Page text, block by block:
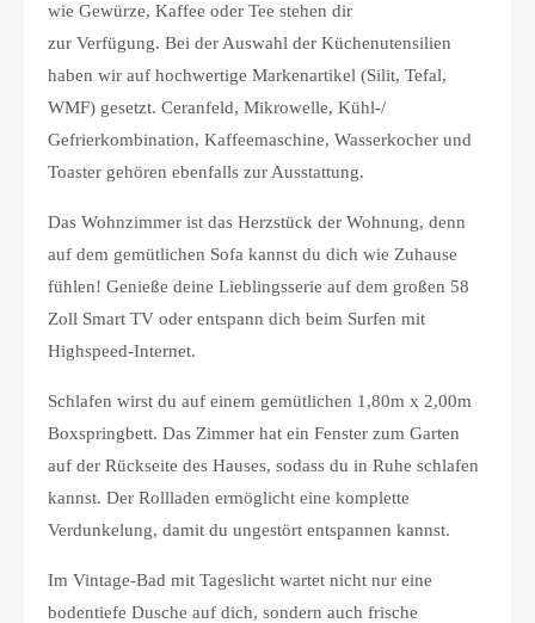
wie Gewürze, Kaffee oder Tee stehen dir
zur Verfügung. Bei der Auswahl der Küchenutensilien
haben wir auf hochwertige Markenartikel (Silit, Tefal,
WMF) gesetzt. Ceranfeld, Mikrowelle, Kühl-/
Gefrierkombination, Kaffeemaschine, Wasserkocher und
Toaster gehören ebenfalls zur Ausstattung.
Das Wohnzimmer ist das Herzstück der Wohnung, denn
auf dem gemütlichen Sofa kannst du dich wie Zuhause
fühlen! Genieße deine Lieblingsserie auf dem großen 58
Zoll Smart TV oder entspann dich beim Surfen mit
Highspeed-Internet.
Schlafen wirst du auf einem gemütlichen 1,80m x 2,00m
Boxspringbett. Das Zimmer hat ein Fenster zum Garten
auf der Rückseite des Hauses, sodass du in Ruhe schlafen
kannst. Der Rollladen ermöglicht eine komplette
Verdunkelung, damit du ungestört entspannen kannst.
Im Vintage-Bad mit Tageslicht wartet nicht nur eine
bodentiefe Dusche auf dich, sondern auch frische